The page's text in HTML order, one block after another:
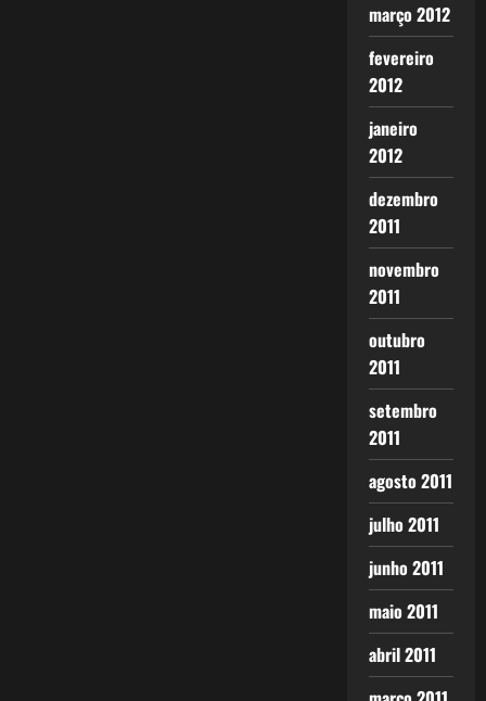
março 2012
fevereiro
2012
janeiro
2012
dezembro
2011
novembro
2011
outubro
2011
setembro
2011
agosto 2011
julho 2011
junho 2011
maio 2011
abril 2011